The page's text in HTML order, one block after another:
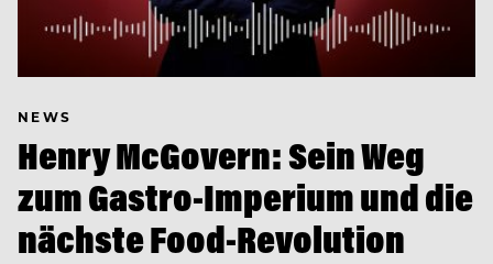
NEWS
Henry McGovern: Sein Weg
zum Gastro-Imperium und die
nächste Food-Revolution